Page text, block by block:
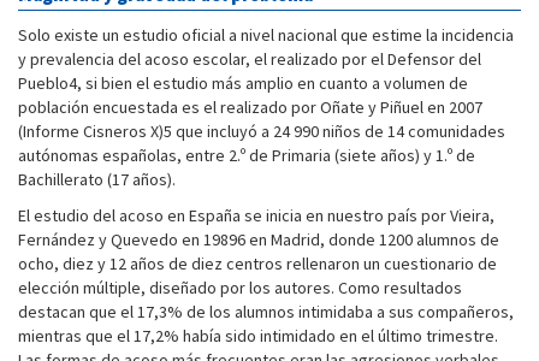
Solo existe un estudio oficial a nivel nacional que estime la incidencia
y prevalencia del acoso escolar, el realizado por el Defensor del
Pueblo4, si bien el estudio más amplio en cuanto a volumen de
población encuestada es el realizado por Oñate y Piñuel en 2007
(Informe Cisneros X)5 que incluyó a 24 990 niños de 14 comunidades
autónomas españolas, entre 2.º de Primaria (siete años) y 1.º de
Bachillerato (17 años).
El estudio del acoso en España se inicia en nuestro país por Vieira,
Fernández y Quevedo en 19896 en Madrid, donde 1200 alumnos de
ocho, diez y 12 años de diez centros rellenaron un cuestionario de
elección múltiple, diseñado por los autores. Como resultados
destacan que el 17,3% de los alumnos intimidaba a sus compañeros,
mientras que el 17,2% había sido intimidado en el último trimestre.